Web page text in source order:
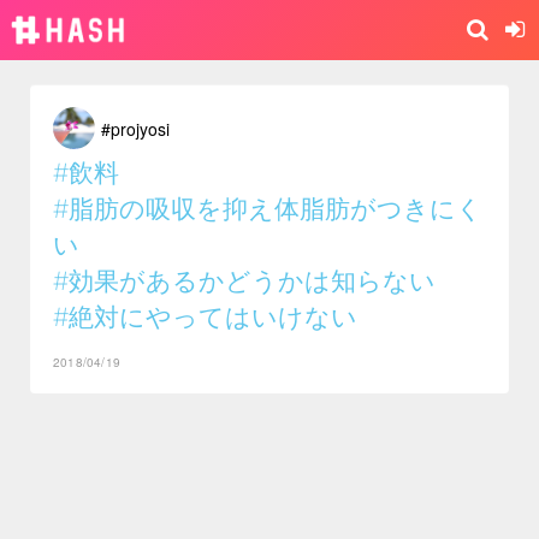
#projyosi
#飲料
#脂肪の吸収を抑え体脂肪がつきにく
い
#効果があるかどうかは知らない
#絶対にやってはいけない
2018/04/19